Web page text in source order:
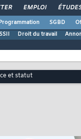
EMPLOI
SGBD
SSII Droit du travail
et statut